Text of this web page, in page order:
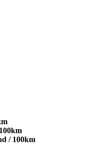
/ 100km